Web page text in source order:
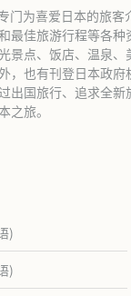
专门为喜爱日本的旅
最佳旅游行程等各
景点、饭店、温泉
，也有刊登日本政
出国旅行、追求全
之旅。
)
)